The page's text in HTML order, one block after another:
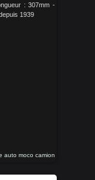
: 307mm -
1939
auto moco camion